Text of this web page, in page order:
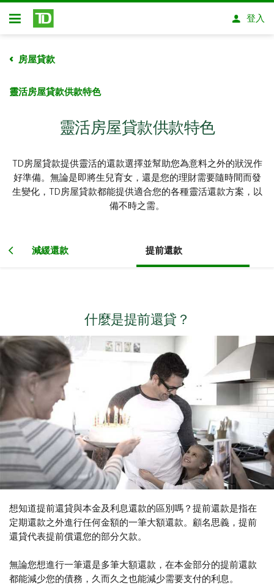
略過進入主要內容
開放式房屋貸款
登入
房屋貸款​​​​​​​
靈活房屋貸款供款特色
靈活房屋貸款供款特色
TD房屋貸款提供靈活的還款選擇並幫助您為意料之外的狀況作
好準備。無論是即將生兒育女，還是您的理財需要隨時間而發
生變化，TD房屋貸款都能提供適合您的各種靈活還款方案，以
備不時之需。
減緩還款 提前還款
什麼是提前還貸？
想知道提前還貸與本金及利息還款的區別嗎？提前還款是指在
定期還款之外進行任何金額的一筆大額還款。顧名思義，提前
還貸代表提前償還您的部分欠款。
無論您想進行一筆還是多筆大額還款，在本金部分的提前還款
都能減少您的債務，久而久之也能減少需要支付的利息。